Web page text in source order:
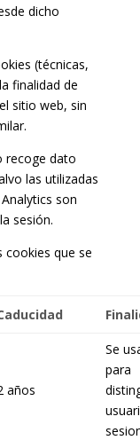
dicho
(técnicas,
finalidad de
sitio web, sin
recoge dato
las utilizadas
son
sesión.
cookies que se
años
Se
para